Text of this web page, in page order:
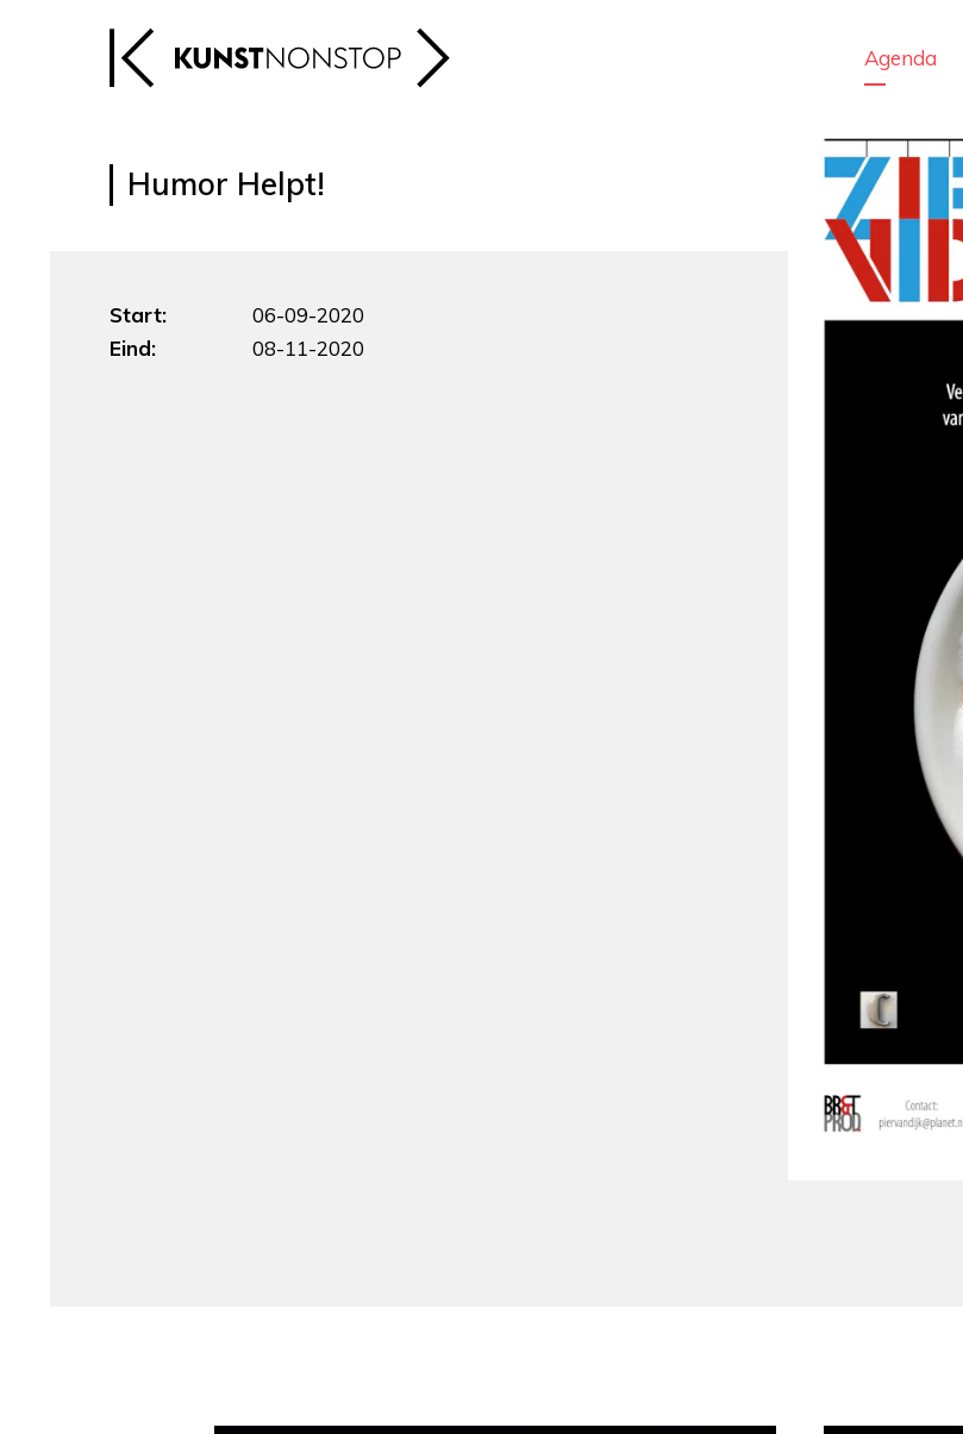
Agenda
Humor Helpt!
Start:
06-09-2020
Eind:
08-11-2020